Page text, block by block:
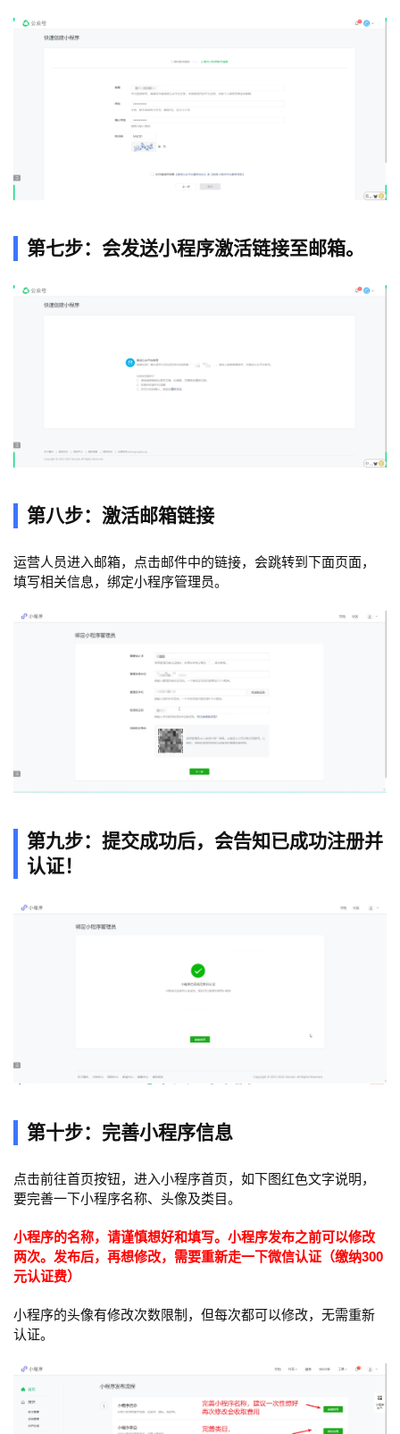
第七步：会发送小程序激活链接至邮箱。
第八步：激活邮箱链接
运营人员进入邮箱，点击邮件中的链接，会跳转到下面页面，
填写相关信息，绑定小程序管理员。
第九步：提交成功后，会告知已成功注册并
认证！
第十步：完善小程序信息
点击前往首页按钮，进入小程序首页，如下图红色文字说明，
要完善一下小程序名称、头像及类目。
小程序的名称，请谨慎想好和填写。小程序发布之前可以修改
两次。发布后，再想修改，需要重新走一下微信认证（缴纳300
元认证费）
小程序的头像有修改次数限制，但每次都可以修改，无需重新
认证。